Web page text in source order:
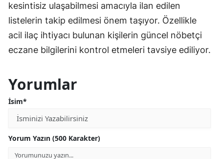
kesintisiz ulaşabilmesi amacıyla ilan edilen
listelerin takip edilmesi önem taşıyor. Özellikle
acil ilaç ihtiyacı bulunan kişilerin güncel nöbetçi
eczane bilgilerini kontrol etmeleri tavsiye ediliyor.
Yorumlar
İsim*
Yorum Yazın (500 Karakter)